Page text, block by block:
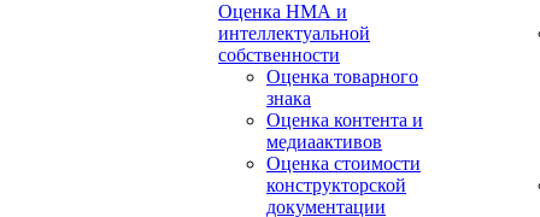
Оценка НМА и
интеллектуальной
собственности
Оценка товарного
знака
Оценка контента и
медиаактивов
Оценка стоимости
конструкторской
документации